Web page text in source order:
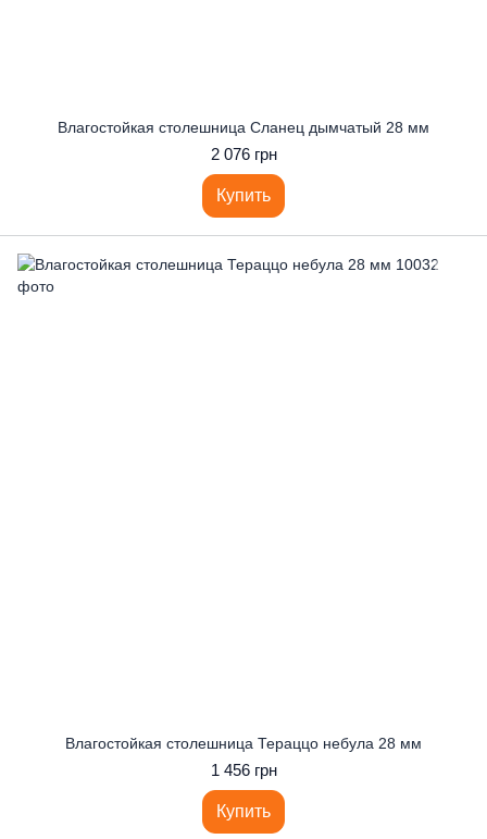
Влагостойкая столешница Сланец дымчатый 28 мм
2 076 грн
Купить
Влагостойкая столешница Тераццо небула 28 мм
1 456 грн
Купить